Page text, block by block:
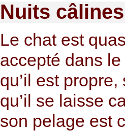
Nuits
Le chat est
accepté dans le
qu’il est
qu’il se laisse
son pelage est